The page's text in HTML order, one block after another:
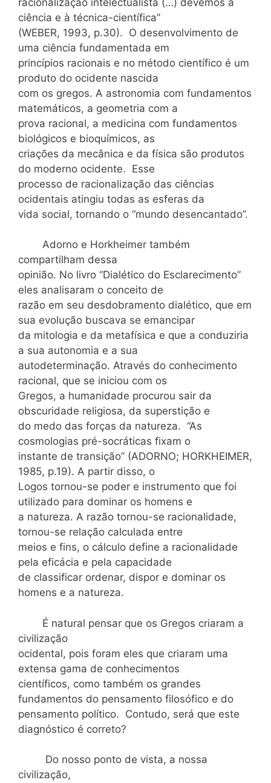
ciência e à técnica-científica”
(WEBER, 1993, p.30). O desenvolvimento de
uma ciência fundamentada em
princípios racionais e no método científico é um
produto do ocidente nascida
com os gregos. A astronomia com fundamentos
matemáticos, a geometria com a
prova racional, a medicina com fundamentos
biológicos e bioquímicos, as
criações da mecânica e da física são produtos
do moderno ocidente. Esse
processo de racionalização das ciências
ocidentais atingiu todas as esferas da
vida social, tornando o “mundo desencantado”.
Adorno e Horkheimer também
compartilham dessa
opinião. No livro “Dialético do Esclarecimento”
eles analisaram o conceito de
razão em seu desdobramento dialético, que em
sua evolução buscava se emancipar
da mitologia e da metafísica e que a conduziria
a sua autonomia e a sua
autodeterminação. Através do conhecimento
racional, que se iniciou com os
Gregos, a humanidade procurou sair da
obscuridade religiosa, da superstição e
do medo das forças da natureza. “As
cosmologias pré-socráticas fixam o
instante de transição” (ADORNO; HORKHEIMER,
1985, p.19). A partir disso, o
Logos tornou-se poder e instrumento que foi
utilizado para dominar os homens e
a natureza. A razão tornou-se racionalidade,
tornou-se relação calculada entre
meios e fins, o cálculo define a racionalidade
pela eficácia e pela capacidade
de classificar ordenar, dispor e dominar os
homens e a natureza.
É natural pensar que os Gregos criaram a
civilização
ocidental, pois foram eles que criaram uma
extensa gama de conhecimentos
científicos, como também os grandes
fundamentos do pensamento filosófico e do
pensamento político. Contudo, será que este
diagnóstico é correto?
Do nosso ponto de vista, a nossa
civilização,